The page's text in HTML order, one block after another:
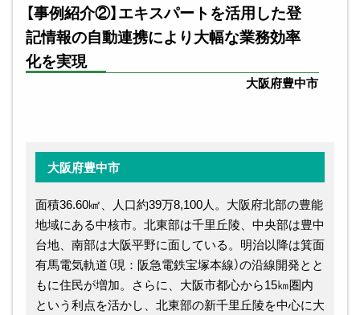
【事例紹介②】エキスパートを活用した登
記情報の自動連携により大幅な業務効率
化を実現
大阪府豊中市
大阪府豊中市
面積36.60㎢、人口約39万8,100人。大阪府北部の豊能
地域にある中核市。北東部は千里丘陵、中央部は豊中
台地、南部は大阪平野に面している。明治以降は箕面
有馬電気軌道（現：阪急電鉄宝塚本線）の沿線開発とと
もに住民が増加。さらに、大阪市都心から15㎞圏内
という利点を活かし、北東部の新千里丘陵を中心に大